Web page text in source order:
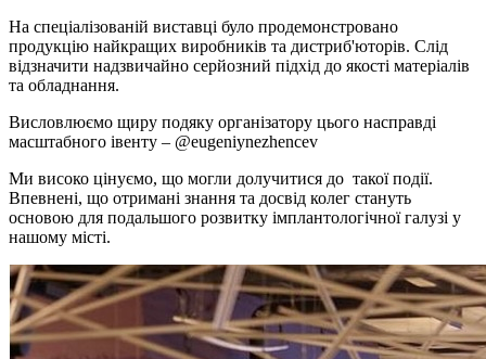
На спеціалізованій виставці було продемонстровано
продукцію найкращих виробників та дистриб'юторів. Слід
відзначити надзвичайно серйозний підхід до якості матеріалів
та обладнання.
Висловлюємо щиру подяку організатору цього насправді
масштабного івенту – @eugeniynezhencev
Ми високо цінуємо, що могли долучитися до такої події.
Впевнені, що отримані знання та досвід колег стануть
основою для подальшого розвитку імплантологічної галузі у
нашому місті.